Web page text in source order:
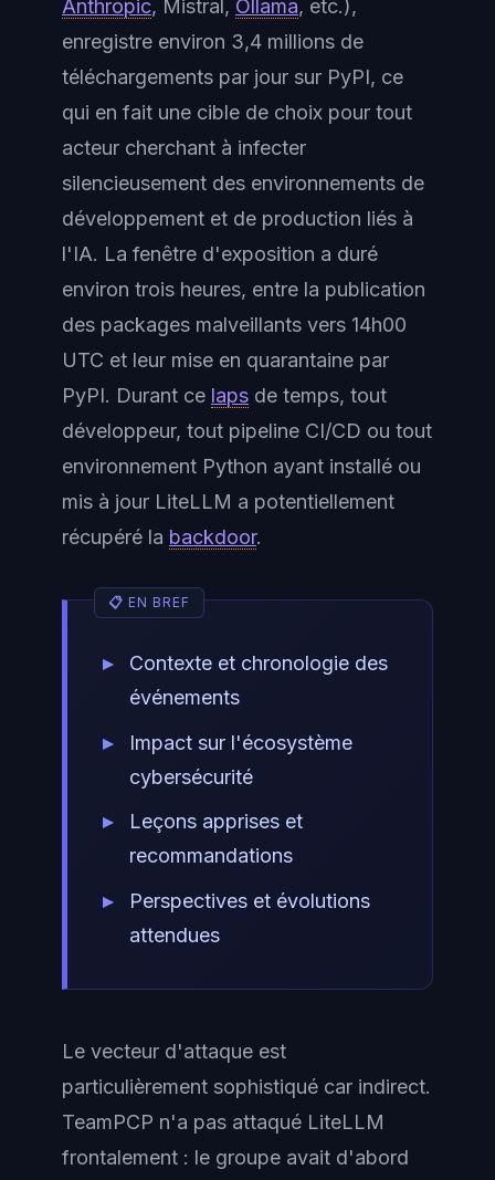
Anthropic, Mistral, Ollama, etc.),
enregistre environ 3,4 millions de
téléchargements par jour sur PyPI, ce
qui en fait une cible de choix pour tout
acteur cherchant à infecter
silencieusement des environnements de
développement et de production liés à
l'IA. La fenêtre d'exposition a duré
environ trois heures, entre la publication
des packages malveillants vers 14h00
UTC et leur mise en quarantaine par
PyPI. Durant ce laps de temps, tout
développeur, tout pipeline CI/CD ou tout
environnement Python ayant installé ou
mis à jour LiteLLM a potentiellement
récupéré la backdoor.
Contexte et chronologie des
événements
Impact sur l'écosystème
cybersécurité
Leçons apprises et
recommandations
Perspectives et évolutions
attendues
Le vecteur d'attaque est
particulièrement sophistiqué car indirect.
TeamPCP n'a pas attaqué LiteLLM
frontalement : le groupe avait d'abord